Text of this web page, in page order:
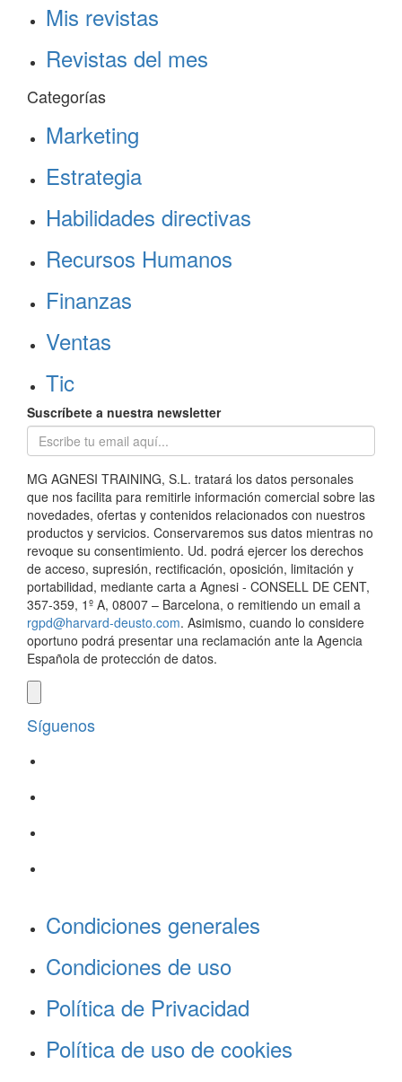
Mis revistas
Revistas del mes
Categorías
Marketing
Estrategia
Habilidades directivas
Recursos Humanos
Finanzas
Ventas
Tic
Suscríbete a nuestra newsletter
MG AGNESI TRAINING, S.L. tratará los datos personales
que nos facilita para remitirle información comercial sobre las
novedades, ofertas y contenidos relacionados con nuestros
productos y servicios. Conservaremos sus datos mientras no
revoque su consentimiento. Ud. podrá ejercer los derechos
de acceso, supresión, rectificación, oposición, limitación y
portabilidad, mediante carta a Agnesi - CONSELL DE CENT,
357-359, 1º A, 08007 – Barcelona, o remitiendo un email a
rgpd@harvard-deusto.com. Asimismo, cuando lo considere
oportuno podrá presentar una reclamación ante la Agencia
Española de protección de datos.
Síguenos
Condiciones generales
Condiciones de uso
Política de Privacidad
Política de uso de cookies